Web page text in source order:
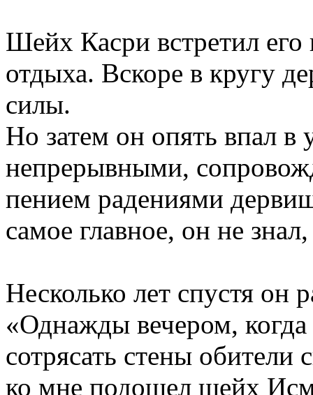
Шейх Касри встретил его
отдыха. Вскоре в кругу
силы.
Но затем он опять впал в
непрерывными,
пением радениями
самое главное, он не
Несколько лет спустя он
«Однажды вечером,
сотрясать стены
ко мне подошел шейх